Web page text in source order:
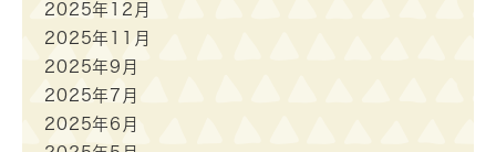
2025年12月
2025年11月
2025年9月
2025年7月
2025年6月